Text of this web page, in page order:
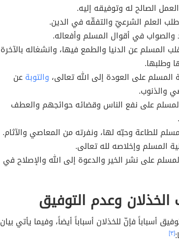
الصالح له وتوفيقه إليه.
العلم الشرعيّ والتفقّه في الدين.
والصواب في أقوال المسلم وأفعاله.
المسلم عن الدنيا والطمع فيها، وانشغاله بالآخرة
وطلبها.
المسلم على العودة إلى الله تعالى، والتوبةعن
والذنوب.
على نفع الناس وقضائه حوائجهم والعطف
للطاعة وحبّه لها، ونفرته من المعاصي والآثام.
المسلم وإخلاصه لله تعالى.
على نشر الخير والدعوة إلى الله والإصلاح في
الخذلان وعدم التوفيق
أسباباً فإنّ للخذلان أسباباً أيضاً، وفيما يأتي بيان
[٣]